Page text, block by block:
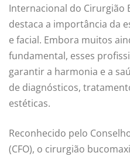
Internacional do Cirurgião
destaca a importância da
e facial. Embora muitos
fundamental, esses
garantir a harmonia e a
de diagnósticos,
estéticas.
Reconhecido pelo
(CFO), o cirurgião